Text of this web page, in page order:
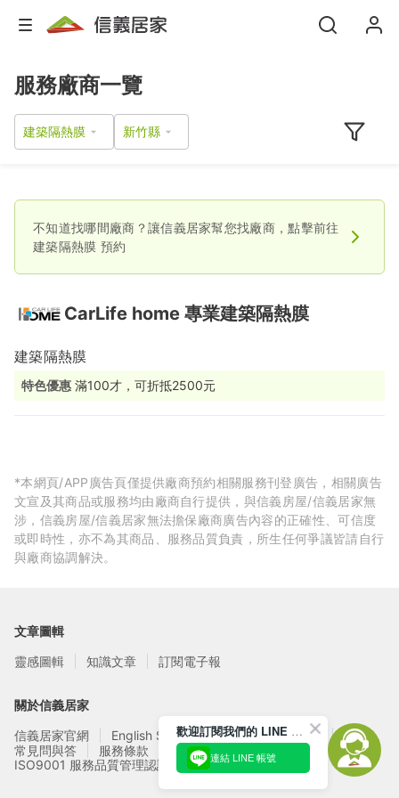
服務廠商一覽
建築隔熱膜
不知道找哪間廠商？讓信義居家幫您找廠商，點擊前往
建築隔熱膜 預約
CarLife home 專業建築隔熱膜
建築隔熱膜
特色優惠 滿100才，可折抵2500元
*本網頁/APP廣告頁僅提供廠商預約相關服務刊登廣告，相關廣告
文宣及其商品或服務均由廠商自行提供，與信義房屋/信義居家無
涉，信義房屋/信義居家無法擔保廠商廣告內容的正確性、可信度
或即時性，亦不為其商品、服務品質負責，所生任何爭議皆請自行
與廠商協調解決。
文章圖輯
靈感圖輯
知識文章 訂閱電子報
關於信義居家
信義居家官網
English Service
信義居家廠商募集
常見問與答
服務條款
隱私權政策
ISO9001 服務品質管理認證
歡迎訂閱我們的 LINE 官方帳號
連結 LINE 帳號